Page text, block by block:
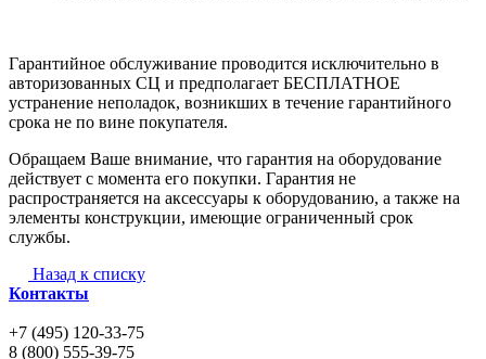
Гарантийное обслуживание проводится исключительно в
авторизованных СЦ и предполагает БЕСПЛАТНОЕ
устранение неполадок, возникших в течение гарантийного
срока не по вине покупателя.
Обращаем Ваше внимание, что гарантия на оборудование
действует с момента его покупки. Гарантия не
распространяется на аксессуары к оборудованию, а также на
элементы конструкции, имеющие ограниченный срок
службы.
Назад к списку
Контакты
+7 (495) 120-33-75
8 (800) 555-39-75